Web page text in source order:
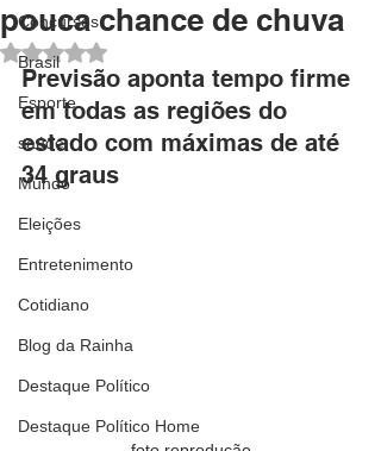
Concursos
Brasil
Esporte
saúde
Mundo
Eleições
Entretenimento
Cotidiano
Blog da Rainha
Destaque Político
Destaque Político Home
pouca chance de chuva
Avaliado com NaN de 5 estrelas.
Previsão aponta tempo firme
em todas as regiões do
estado com máximas de até
34 graus